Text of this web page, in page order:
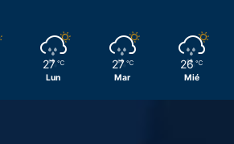
27 ℃
Lun
27 ℃
Mar
26 ℃
Mié